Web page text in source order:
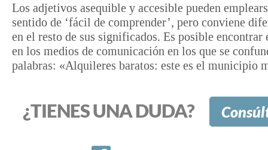
Los adjetivos asequible y accesible pueden
sentido de ‘fácil de comprender’, pero conviene
en el resto de sus significados. Es posible encontrar
en los medios de comunicación en los que se
palabras: «Alquileres baratos: este es el municipio
¿TIENES UNA DUDA?